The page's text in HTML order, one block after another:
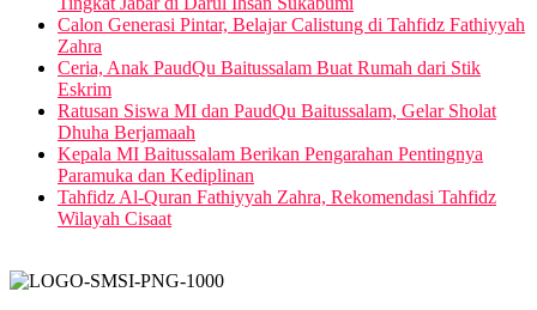
Calon Generasi Pintar, Belajar Calistung di Tahfidz Fathiyyah
Zahra
Ceria, Anak PaudQu Baitussalam Buat Rumah dari Stik
Eskrim
Ratusan Siswa MI dan PaudQu Baitussalam, Gelar Sholat
Dhuha Berjamaah
Kepala MI Baitussalam Berikan Pengarahan Pentingnya
Paramuka dan Kediplinan
Tahfidz Al-Quran Fathiyyah Zahra, Rekomendasi Tahfidz
Wilayah Cisaat